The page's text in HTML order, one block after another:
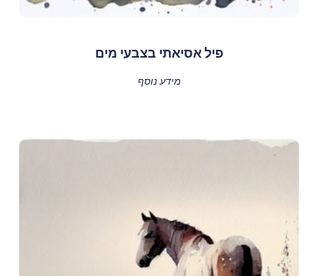
פיל אסיאתי בצבעי מים
מידע נוסף